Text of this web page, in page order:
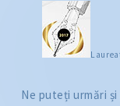
Ne puteți urmări
CITEȘTE